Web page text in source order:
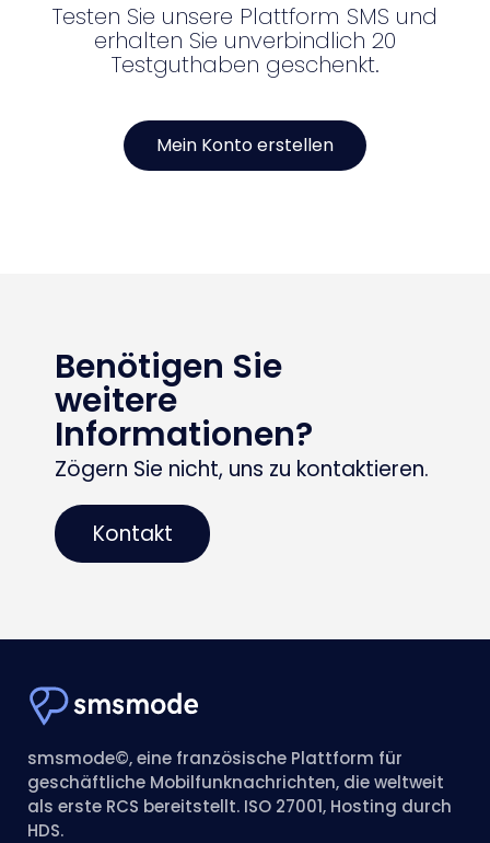
Testen Sie unsere Plattform SMS und
erhalten Sie unverbindlich 20
Testguthaben geschenkt.
Mein Konto erstellen
Benötigen Sie
weitere
Informationen?
Zögern Sie nicht, uns zu kontaktieren.
Kontakt
smsmode©, eine französische Plattform für
geschäftliche Mobilfunknachrichten, die weltweit
als erste RCS bereitstellt. ISO 27001, Hosting durch
HDS.